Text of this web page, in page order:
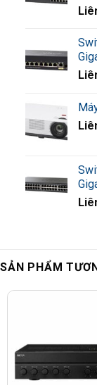
SẢN PHẨM